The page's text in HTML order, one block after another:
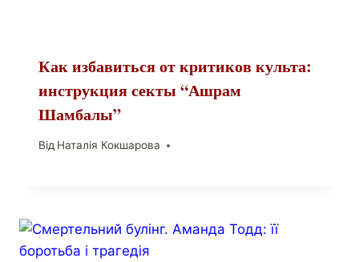
Как избавиться от критиков культа:
инструкция секты “Ашрам
Шамбалы”
Від Наталія Кокшарова